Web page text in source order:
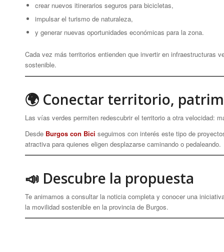
crear nuevos itinerarios seguros para bicicletas,
impulsar el turismo de naturaleza,
y generar nuevas oportunidades económicas para la zona.
Cada vez más territorios entienden que invertir en infraestructuras
sostenible.
🌍 Conectar territorio,
Las vías verdes permiten redescubrir el territorio a otra velocidad:
Desde Burgos con Bici seguimos con interés este tipo de
atractiva para quienes eligen desplazarse caminando o pedaleando.
📣 Descubre la propuesta
Te animamos a consultar la noticia completa y conocer una
la movilidad sostenible en la provincia de Burgos.